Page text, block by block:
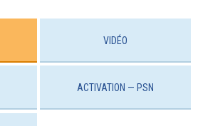
VIDÉO
ACTIVATION — PSN